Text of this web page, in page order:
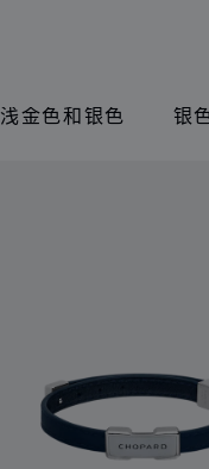
浅金色和银色 银